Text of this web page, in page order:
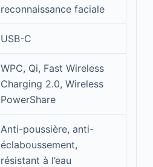
reconnaissance faciale
USB-C
WPC, Qi, Fast Wireless
Charging 2.0, Wireless
PowerShare
Anti-poussière, anti-
éclaboussement,
résistant à l’eau